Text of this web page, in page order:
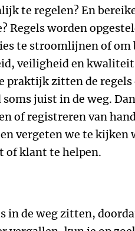
te regelen? En
Regels worden
te stroomlijnen of om
veiligheid en
praktijk zitten de regels
juist in de weg.
of registreren van
vergeten we te kijken
of klant te helpen.
in de weg zitten,